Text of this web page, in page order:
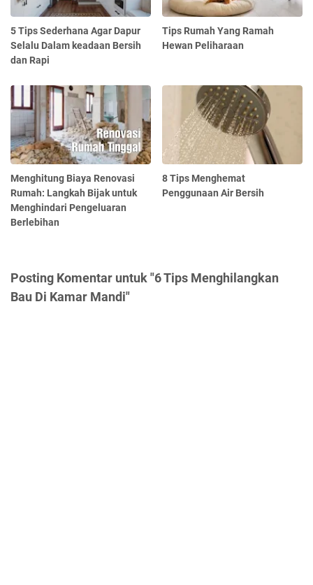
5 Tips Sederhana Agar Dapur
Selalu Dalam keadaan Bersih
dan Rapi
Tips Rumah Yang Ramah
Hewan Peliharaan
Menghitung Biaya Renovasi
Rumah: Langkah Bijak untuk
Menghindari Pengeluaran
Berlebihan
8 Tips Menghemat
Penggunaan Air Bersih
Posting Komentar untuk "6 Tips Menghilangkan
Bau Di Kamar Mandi"